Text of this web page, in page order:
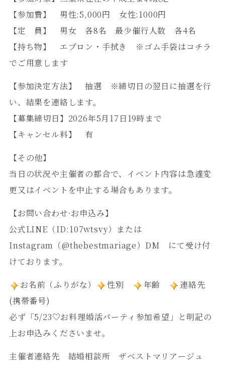
【参加費】 男性:5,000円 女性:1000円
【定 員】 男女 各8名最少催行人数 各4名
【持ち物】 エプロン・手拭き ※ゴム手袋はコチラ
でご用意します
【参加決定方法】 抽選 ※締切日の翌日に抽選を行
い、結果を連絡します。
【募集締切日】 2026年5月17日19時まで
【キャンセル料】 有
【その他】
当日の状況や主催者の都合で、イベント内容は急遽変
更又はイベントを中止する場合もあります。
【お問い合わせ·お申込み】
公式LINE（ID:107wtsvy）または
Instagram（@thebestmariage）DM にて受け付
けております。
お名前（ふりがな）
性別 年齢
連絡先
(携帯番号)
必ず「5/23♡お料理婚活パーティ参加希望」と明記の
上お申込みくださいませ。
主催者連絡先 結婚相談所 ザベストマリアージュ